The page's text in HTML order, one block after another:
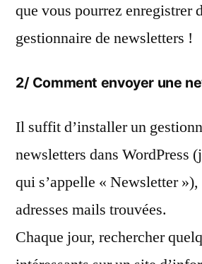
que vous pourrez enregistrer
gestionnaire de newsletters !
2/ Comment envoyer une
Il suffit d’installer un
newsletters dans WordPress
qui s’appelle « Newsletter
adresses mails trouvées.
Chaque jour, rechercher